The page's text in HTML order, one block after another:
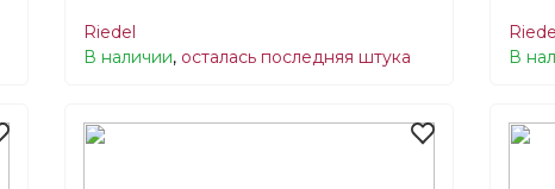
Riedel
В наличии, осталась последняя штука
Riedel
В